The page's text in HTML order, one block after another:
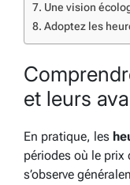
Une vision
Adoptez les
et leurs
En pratique, les
périodes où le prix
s’observe